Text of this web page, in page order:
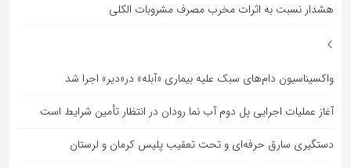
هشدار نسبت به اثرات مخرب مصرف مشروبات الکلی
واکسیناسیون دام‌های سبک علیه بیماری «آبله» در«دیر» اجرا شد
آغاز عملیات اجرایی پل دوم آب نما رودان در انتظار تأمین شرایط است
دستگیری سارق حرفه‌ای و تحت تعقیب پلیس کرمان و لرستان